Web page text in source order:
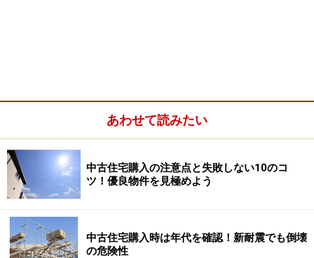
の整理には専門家のアドバイスを要する事もあります。
それに、住宅ローンの利用は金融機関との事前の申請等
充分な打ち合わせが必要となります。万一、落札した後
で融資の実行ができないことがあり、購入が不可能とな
っても事前に振り込んだ保証金の返還はしてもらえませ
んので、気をつけてください。
次回は、具体的に競売物件の落札までの手続きを、もう
あわせて読みたい
中古住宅購入の注意点と失敗しない10のコ
ツ！優良物件を見極めよう
中古住宅購入時は年代を確認！新耐震でも倒壊
の危険性